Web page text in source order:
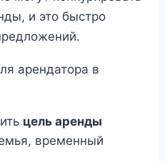
и это быстро
арендатора в
цель аренды
временный